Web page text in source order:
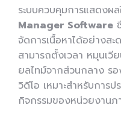
ระบบควบคุมการแสดงผ
Manager Software
จัดการเนื้อหาได้อย่างส
สามารถตั้งเวลา หมุนเวี
ยลไทม์จากส่วนกลาง ร
วิดีโอ เหมาะสำหรับการ
กิจกรรมของหน่วยงาน